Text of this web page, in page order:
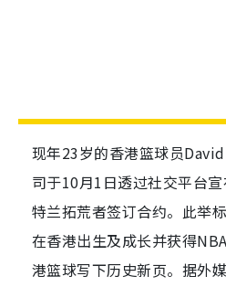
现年23岁的香港篮球员
司于10月1日透过社交平台
特兰拓荒者签订合约。此举
在香港出生及成长并获得
港篮球写下历史新页。据外